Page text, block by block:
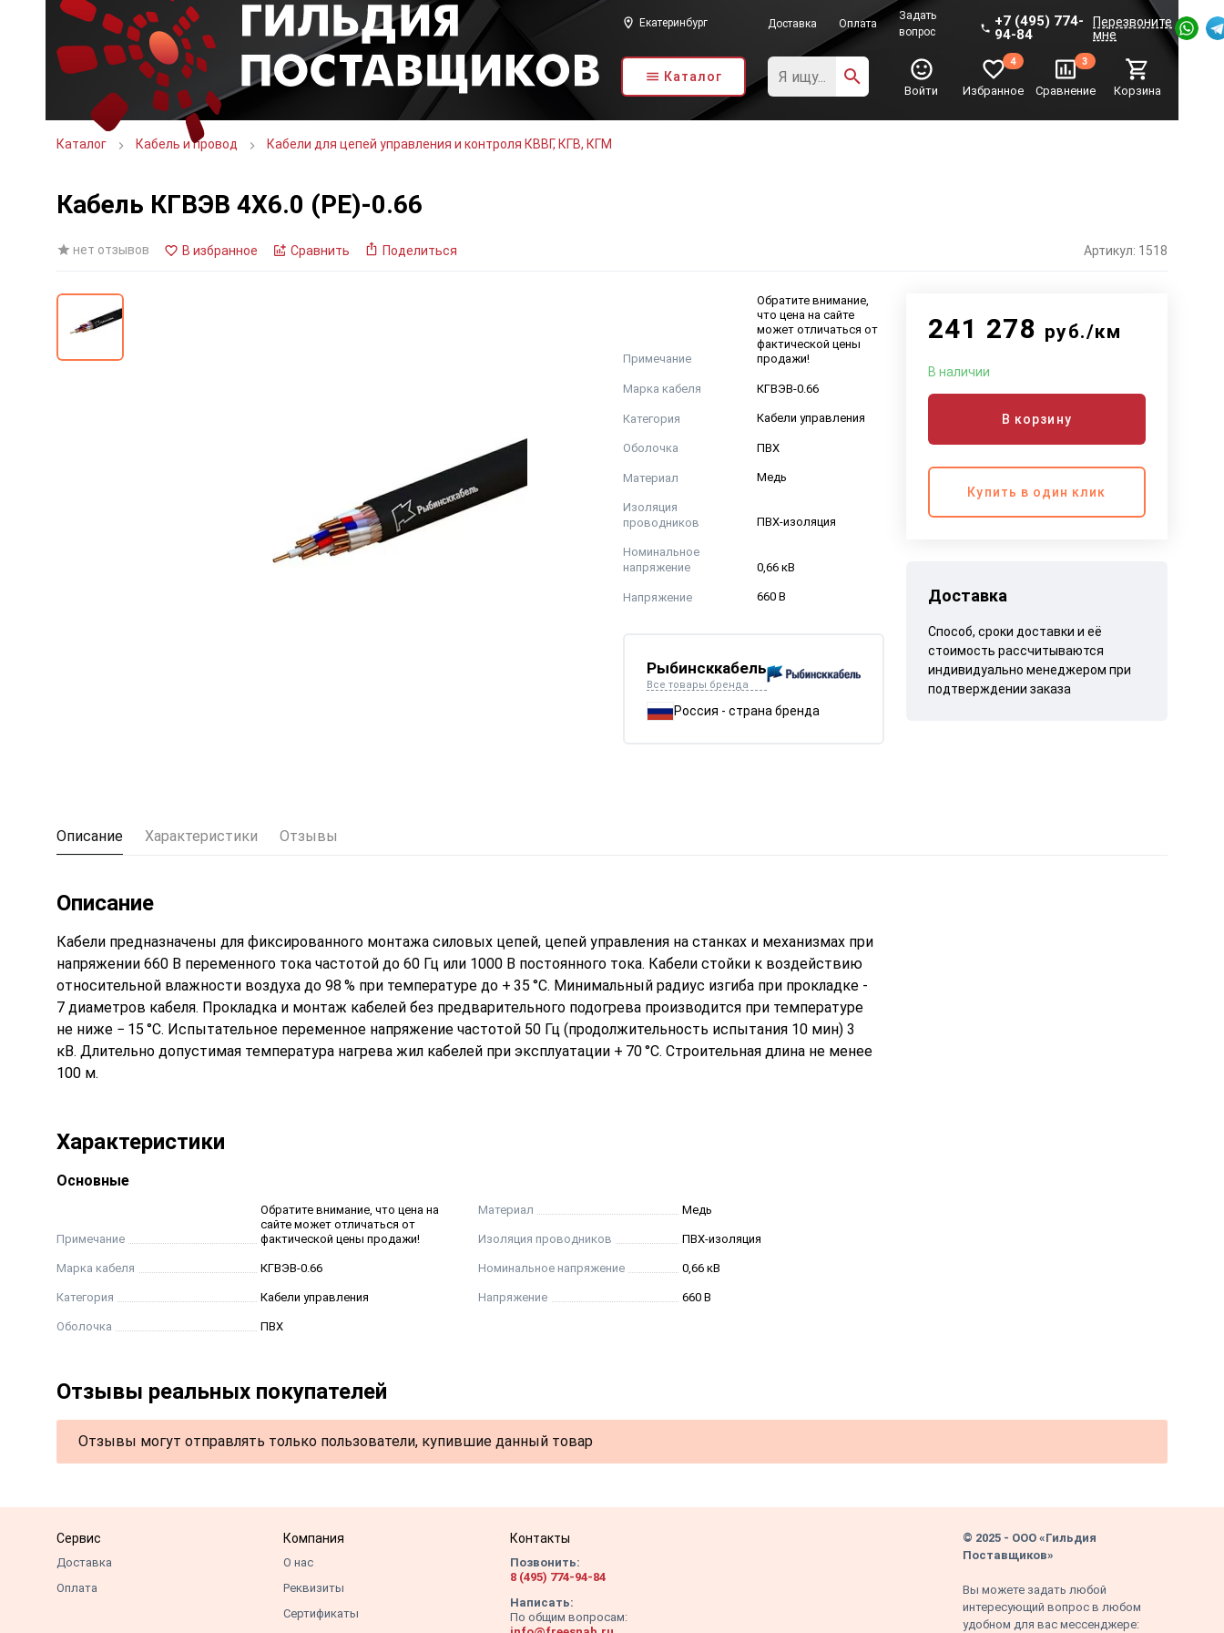
Екатеринбург Доставка Оплата
Задать
вопрос
+7 (495) 774-
94-84
Перезвоните
мне
Каталог
Войти Избранное
4
Сравнение
3
Корзина
Каталог Кабель и провод Кабели для цепей управления и контроля КВВГ, КГВ, КГМ
Кабель КГВЭВ 4Х6.0 (PE)-0.66
нет отзывов В избранное Сравнить Поделиться Артикул: 1518
Примечание
Обратите внимание,
что цена на сайте
может отличаться от
фактической цены
продажи!
Марка кабеля КГВЭВ-0.66
Категория Кабели управления
Оболочка ПВХ
Материал Медь
Изоляция
проводников
ПВХ-изоляция
Номинальное
напряжение
0,66 кВ
Напряжение 660 В
Рыбинсккабель
Все товары бренда
Россия - страна бренда
241 278 руб./км
В наличии
В корзину
Купить в один клик
Доставка
Способ, сроки доставки и её
стоимость рассчитываются
индивидуально менеджером при
подтверждении заказа
Описание Характеристики Отзывы
Описание
Кабели предназначены для фиксированного монтажа силовых цепей, цепей управления на станках и механизмах при
напряжении 660 В переменного тока частотой до 60 Гц или 1000 В постоянного тока. Кабели стойки к воздействию
относительной влажности воздуха до 98 % при температуре до + 35 °С. Минимальный радиус изгиба при прокладке -
7 диаметров кабеля. Прокладка и монтаж кабелей без предварительного подогрева производится при температуре
не ниже − 15 °С. Испытательное переменное напряжение частотой 50 Гц (продолжительность испытания 10 мин) 3
кВ. Длительно допустимая температура нагрева жил кабелей при эксплуатации + 70 °С. Строительная длина не менее
100 м.
Характеристики
Основные
Примечание
Обратите внимание, что цена на
сайте может отличаться от
фактической цены продажи!
Марка кабеля КГВЭВ-0.66
Категория Кабели управления
Оболочка ПВХ
Материал Медь
Изоляция проводников ПВХ-изоляция
Номинальное напряжение 0,66 кВ
Напряжение 660 В
Отзывы реальных покупателей
Отзывы могут отправлять только пользователи, купившие данный товар
Сервис
Доставка
Оплата
Компания
О нас
Реквизиты
Сертификаты
Контакты
Позвонить:
8 (495) 774-94-84
Написать:
По общим вопросам:
© 2025 - ООО «Гильдия
Поставщиков»
Вы можете задать любой
интересующий вопрос в любом
удобном для вас мессенджере: